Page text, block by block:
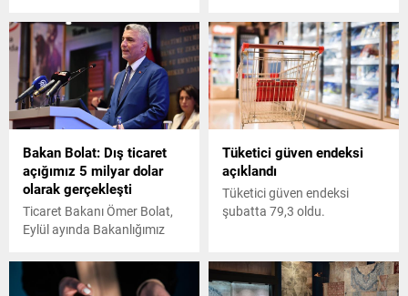
yetiştirdikleri cevizleri
toplayan üreticiler bu yıl yaş
cevizi kilosu 17-18 lira
arasından toptan sattı. Köye
başta Eskişehir, Bursa, İzmit,
Adapazarı olmak üzere
Türkiye'nin dört bir yanından
gelen toptancılar,
kabuğundan ayrılmamış yaş
cevizleri bir günde satın aldı.
Rifat Hisarcıklıoğlu,
“Sonuçları ülkemize ve
milletimize hayırlı olsun.
Sandığa gidip oyunu
kullanan, ülkemizin
geleceğine ve demokrasiye
sahip çıkan herkese teşekkür
ediyorum” dedi.
Bakan Bolat: Dış ticaret
açığımız 5 milyar dolar
olarak gerçekleşti
Ticaret Bakanı Ömer Bolat,
Eylül ayında Bakanlığımız
kapsamında dış ticaret
açığımız aylık yüzde 42,4
Tüketici güven endeksi
açıklandı
Tüketici güven endeksi
şubatta 79,3 oldu.